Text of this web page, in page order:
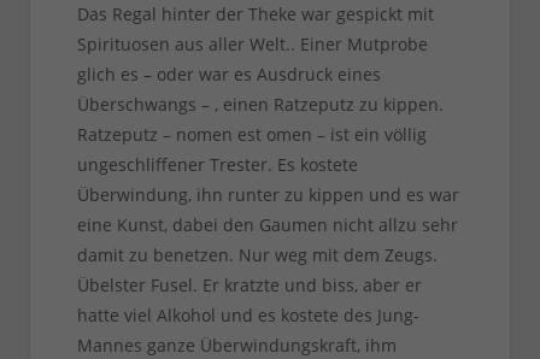
Das Regal hinter der Theke war gespickt mit
Spirituosen aus aller Welt.. Einer Mutprobe
glich es – oder war es Ausdruck eines
Überschwangs – , einen Ratzeputz zu kippen.
Ratzeputz – nomen est omen – ist ein völlig
ungeschliffener Trester. Es kostete
Überwindung, ihn runter zu kippen und es war
eine Kunst, dabei den Gaumen nicht allzu sehr
damit zu benetzen. Nur weg mit dem Zeugs.
Übelster Fusel. Er kratzte und biss, aber er
hatte viel Alkohol und es kostete des Jung-
Mannes ganze Überwindungskraft, ihm